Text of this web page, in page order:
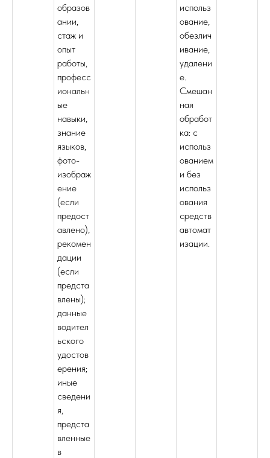
образов
ании,
стаж и
опыт
работы,
професс
иональн
ые
навыки,
знание
языков,
фото-
изображ
ение
(если
предост
авлено),
рекомен
дации
(если
предста
влены);
данные
водител
ьского
удостов
ерения;
иные
сведени
я,
предста
вленные
в
использ
ование,
обезлич
ивание,
удалени
е.
Смешан
ная
обработ
ка: с
использ
ованием
и без
использ
ования
средств
автомат
изации.